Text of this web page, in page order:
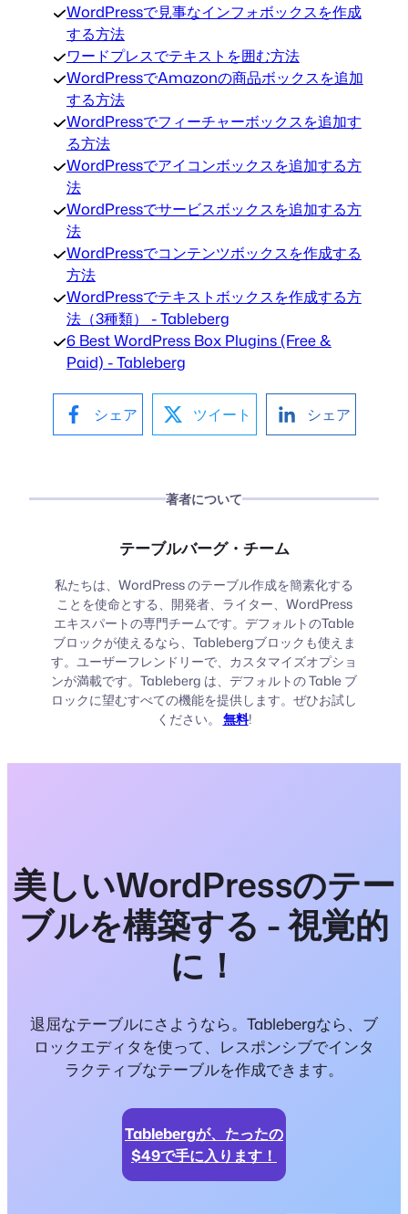
WordPressで見事なインフォボックスを作成
する方法
ワードプレスでテキストを囲む方法
WordPressでAmazonの商品ボックスを追加
する方法
WordPressでフィーチャーボックスを追加す
る方法
WordPressでアイコンボックスを追加する方
法
WordPressでサービスボックスを追加する方
法
WordPressでコンテンツボックスを作成する
方法
WordPressでテキストボックスを作成する方
法（3種類） - Tableberg
6 Best WordPress Box Plugins (Free &
Paid) - Tableberg
シェア ツイート シェア
著者について
テーブルバーグ・チーム
私たちは、WordPress のテーブル作成を簡素化する
ことを使命とする、開発者、ライター、WordPress
エキスパートの専門チームです。デフォルトのTable
ブロックが使えるなら、Tablebergブロックも使えま
す。ユーザーフレンドリーで、カスタマイズオプショ
ンが満載です。Tableberg は、デフォルトの Table ブ
ロックに望むすべての機能を提供します。ぜひお試し
ください。 無料!
美しいWordPressのテー
ブルを構築する - 視覚的
に！
退屈なテーブルにさようなら。Tablebergなら、ブ
ロックエディタを使って、レスポンシブでインタ
ラクティブなテーブルを作成できます。
Tablebergが、たったの
$49で手に入ります！